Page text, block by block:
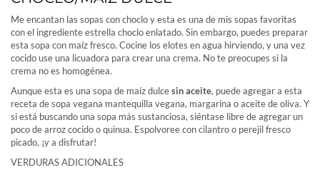
Me encantan las sopas con choclo y esta es una de mis sopas favoritas
con el ingrediente estrella choclo enlatado. Sin embargo, puedes preparar
esta sopa con maíz fresco. Cocine los elotes en agua hirviendo, y una vez
cocido use una licuadora para crear una crema. No te preocupes si la
crema no es homogénea.
Aunque esta es una sopa de maíz dulcesin aceite, puede agregar a esta
receta de sopa vegana mantequilla vegana, margarina o aceite de oliva. Y
si está buscando una sopa más sustanciosa, siéntase libre de agregar un
poco de arroz cocido o quinua. Espolvoree con cilantro o perejil fresco
picado, ¡y a disfrutar!
VERDURAS ADICIONALES